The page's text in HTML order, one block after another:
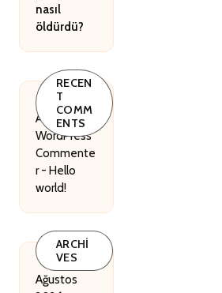
nasıl
öldürdü?
RECEN
T
COMM
ENTS
A
WordPress
Commente
r- Hello
world!
ARCHI
VES
Ağustos